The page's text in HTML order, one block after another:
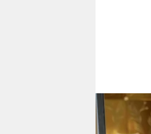
berlin
nord